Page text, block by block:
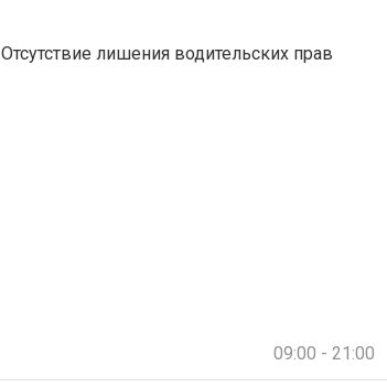
Отсутствие лишения водительских прав
09:00 - 21:00